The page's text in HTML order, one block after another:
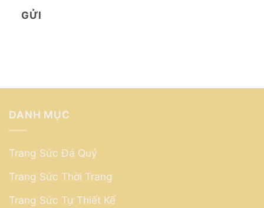
GỬI
DANH MỤC
Trang Sức Đá Quý
Trang Sức Thời Trang
Trang Sức Tự Thiết Kế